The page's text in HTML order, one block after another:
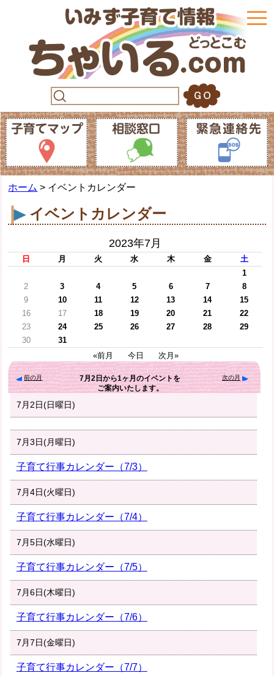
ホーム > イベントカレンダー
イベントカレンダー
2023年7月
日 月 火 水 木 金
土
1
2
3 4 5 6 7
8
9
10 11 12 13 14
15
16
17 18 19 20 21
22
23
24 25 26 27 28
29
30
31
«前月
今日 次月»
前の月 7月2日から1ヶ月のイベントを
ご案内いたします。
次の月
7月2日(日曜日)
7月3日(月曜日)
子育て行事カレンダー（7/3）
7月4日(火曜日)
子育て行事カレンダー（7/4）
7月5日(水曜日)
子育て行事カレンダー（7/5）
7月6日(木曜日)
子育て行事カレンダー（7/6）
7月7日(金曜日)
子育て行事カレンダー（7/7）